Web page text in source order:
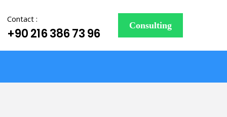
Contact :
+90 216 386 73 96
Consulting